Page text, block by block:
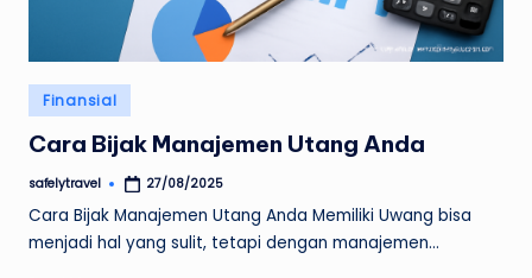
Posted
in
Finansial
Cara Bijak Manajemen Utang Anda
Posted
safelytravel 27/08/2025
Cara Bijak Manajemen Utang Anda Memiliki Uwang bisa
menjadi hal yang sulit, tetapi dengan manajemen…